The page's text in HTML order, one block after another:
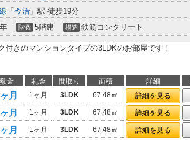
「 今治 」駅 徒歩19分
階数 5階建 構造 鉄筋コンクリート
付きのマンションタイプの3LDKのお部屋です！
敷金 礼金 間取り 面積 詳細
月 1ヶ月 3LDK 67.48㎡ 詳細を見る
月 1ヶ月 3LDK 67.48㎡ 詳細を見る
月 1ヶ月 3LDK 67.48㎡ 詳細を見る